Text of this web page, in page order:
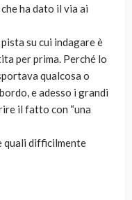
ha dato il via ai
su cui indagare è
per prima. Perché lo
qualcosa o
e adesso i grandi
il fatto con “una
quali difficilmente